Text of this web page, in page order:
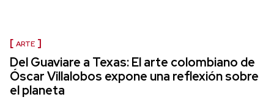
ARTE
Del Guaviare a Texas: El arte colombiano de
Óscar Villalobos expone una reflexión sobre
el planeta